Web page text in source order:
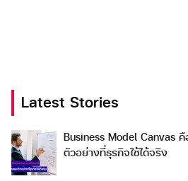
Search
for:
Latest Stories
Business Model Canvas คื
ตัวอย่างที่ธุรกิจใช้ได้จริง